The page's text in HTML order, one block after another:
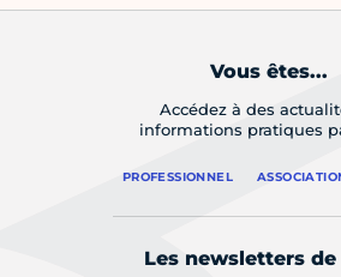
Vous êtes...
Accédez à des
informations pratiques
PROFESSIONNEL
Les newsletters de